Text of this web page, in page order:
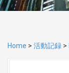
Home > 活動記録 >